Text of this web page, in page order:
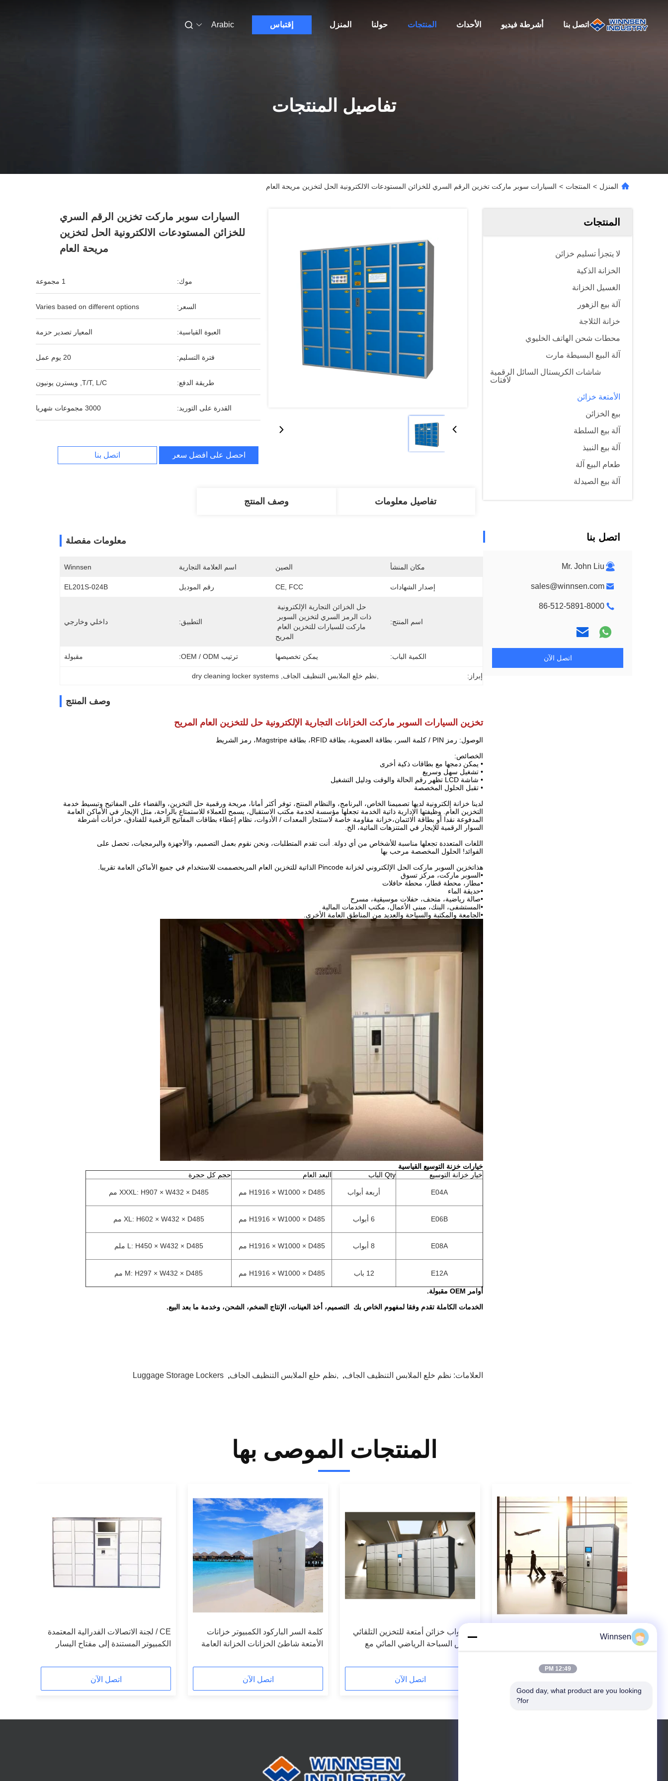
المنزل حولنا المنتجات الأحداث أشرطة فيديو اتصل بنا إقتباس Arabic
تفاصيل المنتجات
المنزل > المنتجات > السيارات سوبر ماركت تخزين الرقم السري للخزائن المستودعات الالكترونية الحل لتخزين مريحة العام
المنتجات
لا يتجزأ تسليم خزائن
الخزانة الذكية
الغسيل الخزانة
آلة بيع الزهور
خزانة الثلاجة
محطات شحن الهاتف الخليوي
آلة البيع البسيطة مارت
شاشات الكريستال السائل الرقمية
لافتات
الأمتعة خزائن
بيع الخزائن
آلة بيع السلطة
آلة بيع النبيذ
طعام البيع آلة
آلة بيع الصيدلة
اتصل بنا
Mr. John Liu
sales@winnsen.com
86-512-5891-8000
اتصل الآن
السيارات سوبر ماركت تخزين الرقم السري
للخزائن المستودعات الالكترونية الحل لتخزين
مريحة العام
موك: 1 مجموعة
السعر: Varies based on different options
العبوة القياسية: المعيار تصدير حزمة
فترة التسليم: 20 يوم عمل
طريقة الدفع: T/T, L/C, ويسترن يونيون
القدرة على التوريد: 3000 مجموعات شهريا
احصل على أفضل سعر اتصل بنا
تفاصيل معلومات وصف المنتج
معلومات مفصلة
مكان المنشأ الصين اسم العلامة التجارية Winnsen
إصدار الشهادات CE, FCC رقم الموديل EL201S-024B
اسم المنتج:
المريح
التطبيق: داخلي وخارجي
الكمية الباب: يمكن تخصيصها ترتيب OEM / ODM: مقبولة
إبراز: ,نظم خلع الملابس التنظيف الجاف ,
dry cleaning locker systems
وصف المنتج
تخزين السيارات السوبر ماركت الخزانات التجارية الإلكترونية حل للتخزين العام المريح
الوصول: رمز PIN / كلمة السر، بطاقة العضوية، بطاقة RFID، بطاقة Magstripe، رمز الشريط
الخصائص:
• يمكن دمجها مع بطاقات ذكية أخرى
• تشغيل سهل وسريع
• شاشة LCD تظهر رقم الحالة والوقت ودليل التشغيل
• تقبل الحلول المخصصة
لدينا خزانة إلكترونية لديها تصميمنا الخاص، البرنامج، والنظام المنتج، توفر أكثر أمانا، مريحة ورقمية حل التخزين، والقضاء على المفاتيح وتبسيط خدمة
التخزين العام.
وظيفتها الإدارية ذاتية الخدمة تجعلها مؤسسة لخدمة مكتب الاستقبال، يسمح للعملاء للاستمتاع بالراحة، مثل الإيجار في الأماكن العامة
المدفوعة نقدا أو بطاقة الائتمان،خزانة مقاومة خاصة لاستئجار المعدات / الأدوات، نظام إعطاء بطاقات المفاتيح الرقمية للفنادق، خزانات أشرطة
السوار الرقمية للإيجار في المتنزهات المائية، الخ.
اللغات المتعددة تجعلها مناسبة للأشخاص من أي دولة.
أنت تقدم المتطلبات، ونحن نقوم بعمل التصميم، والأجهزة والبرمجيات، تحصل على
الفوائد! الحلول المخصصة مرحب بها
هذاتخزين السوبر ماركت الحل الإلكتروني لخزانة Pincode الذاتية للتخزين العام المريح
صممت للاستخدام في جميع الأماكن العامة تقريبا.
•السوبر ماركت، مركز تسوق
•مطار، محطة قطار، محطة حافلات
•حديقة الماء
•صالة رياضية، متحف، حفلات موسيقية، مسرح
•المستشفى، البنك، مبنى الأعمال، مكتب الخدمات المالية
•الجامعة والمكتبة والسياحة والعديد من المناطق العامة الأخرى.
خيارات خزنة التوسيع القياسية
خيار خزانة التوسيع
Qty الباب البعد العام حجم كل حجرة
E04A أربعة أبواب H1916 × W1000 × D485 مم XXXL: H907 × W432 × D485 مم
E06B 6 أبواب H1916 × W1000 × D485 مم XL: H602 × W432 × D485 مم
E08A 8 أبواب H1916 × W1000 × D485 مم L: H450 × W432 × D485 ملم
E12A 12 باب H1916 × W1000 × D485 مم M: H297 × W432 × D485 مم
أوامر OEM مقبولة.
الخدمات الكاملة تقدم وفقا لمفهوم الخاص بك ‬ التصميم، أخذ العينات، الإنتاج الضخم، الشحن، وخدمة ما بعد البيع.
العلامات: نظم خلع الملابس التنظيف الجاف, ,نظم خلع الملابس التنظيف الجاف,
Luggage Storage Lockers
المنتجات الموصى بها
12 باب التخزين العام مطار الخزانة
36 أبواب خزائن أمتعة للتخزين التلقائي
لحوض السباحة الرياضي المائي مع
اتصل الآن
كلمة السر الباركود الكمبيوتر خزانات
الأمتعة شاطئ الخزانات الخزانة العامة
اتصل الآن
CE / لجنة الاتصالات الفدرالية المعتمدة
الكمبيوتر المستندة إلى مفتاح اليسار
اتصل الآن
Winnsen
12:49 PM
Good day, what product are you looking
for?